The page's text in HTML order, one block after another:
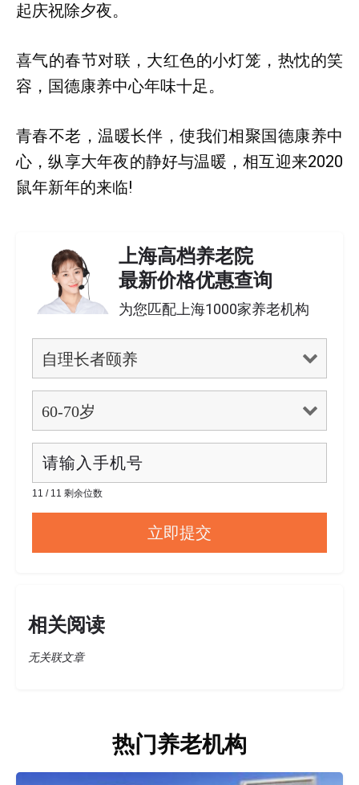
起庆祝除夕夜。
喜气的春节对联，大红色的小灯笼，热忱的笑
容，国德康养中心年味十足。
青春不老，温暖长伴，使我们相聚国德康养中
心，纵享大年夜的静好与温暖，相互迎来2020
鼠年新年的来临!
上海高档养老院
最新价格优惠查询
为您匹配上海1000家养老机构
11 / 11 剩余位数
相关阅读
无关联文章
热门养老机构